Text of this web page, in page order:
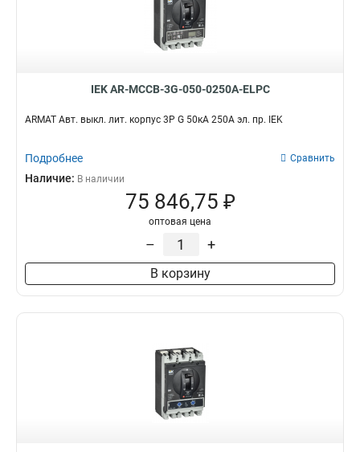
IEK AR-MCCB-3G-050-0250A-ELPC
ARMAT Авт. выкл. лит. корпус 3P G 50кА 250А эл. пр. IEK
Подробнее Сравнить
Наличие: В наличии
75 846,75 ₽
оптовая цена
– +
В корзину